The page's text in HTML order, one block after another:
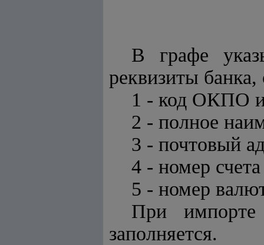
В графе
реквизиты
1 - код ОКПО
2 - полное
3 - почтовый
4 - номер
5 - номер
При
заполняется.